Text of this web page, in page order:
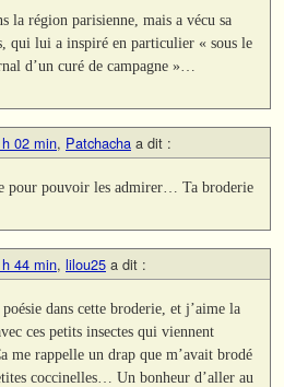
la région parisienne, mais a vécu sa
qui lui a inspiré en particulier « sous le
d’un curé de campagne »…
02 min, Patchacha a dit :
pour pouvoir les admirer… Ta broderie
44 min, lilou25 a dit :
dans cette broderie, et j’aime la
ces petits insectes qui viennent
rappelle un drap que m’avait brodé
coccinelles… Un bonheur d’aller au